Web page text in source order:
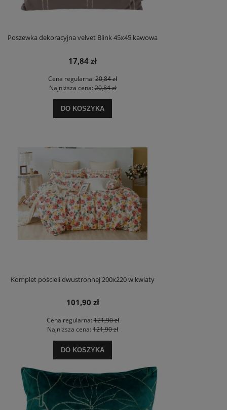
Poszewka dekoracyjna velvet Blink 45x45 kawowa
17,84 zł
Cena regularna: 20,84 zł
Najniższa cena:20,84 zł
DO KOSZYKA
Komplet pościeli dwustronnej 200x220 w kwiaty
101,90 zł
Cena regularna:121,90 zł
Najniższa cena: 121,90 zł
DO KOSZYKA